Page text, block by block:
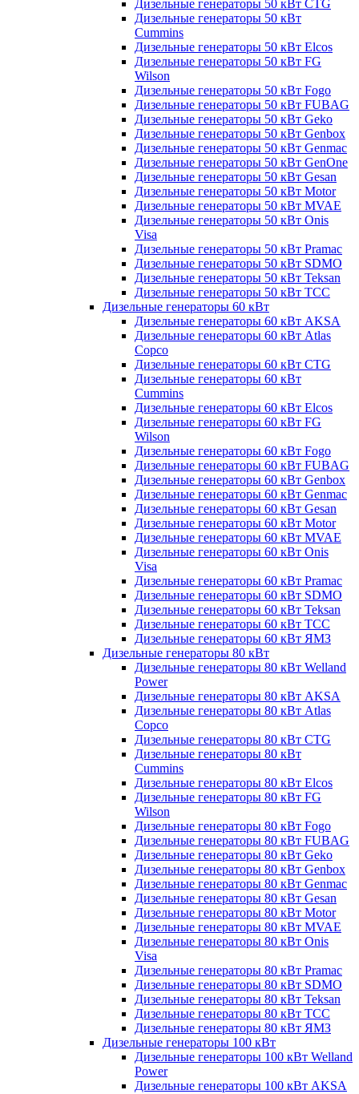
Дизельные генераторы 50 кВт CTG
Дизельные генераторы 50 кВт
Cummins
Дизельные генераторы 50 кВт Elcos
Дизельные генераторы 50 кВт FG
Wilson
Дизельные генераторы 50 кВт Fogo
Дизельные генераторы 50 кВт FUBAG
Дизельные генераторы 50 кВт Geko
Дизельные генераторы 50 кВт Genbox
Дизельные генераторы 50 кВт Genmac
Дизельные генераторы 50 кВт GenOne
Дизельные генераторы 50 кВт Gesan
Дизельные генераторы 50 кВт Motor
Дизельные генераторы 50 кВт MVAE
Дизельные генераторы 50 кВт Onis
Visa
Дизельные генераторы 50 кВт Pramac
Дизельные генераторы 50 кВт SDMO
Дизельные генераторы 50 кВт Teksan
Дизельные генераторы 50 кВт ТСС
Дизельные генераторы 60 кВт
Дизельные генераторы 60 кВт AKSA
Дизельные генераторы 60 кВт Atlas
Copco
Дизельные генераторы 60 кВт CTG
Дизельные генераторы 60 кВт
Cummins
Дизельные генераторы 60 кВт Elcos
Дизельные генераторы 60 кВт FG
Wilson
Дизельные генераторы 60 кВт Fogo
Дизельные генераторы 60 кВт FUBAG
Дизельные генераторы 60 кВт Genbox
Дизельные генераторы 60 кВт Genmac
Дизельные генераторы 60 кВт Gesan
Дизельные генераторы 60 кВт Motor
Дизельные генераторы 60 кВт MVAE
Дизельные генераторы 60 кВт Onis
Visa
Дизельные генераторы 60 кВт Pramac
Дизельные генераторы 60 кВт SDMO
Дизельные генераторы 60 кВт Teksan
Дизельные генераторы 60 кВт ТСС
Дизельные генераторы 60 кВт ЯМЗ
Дизельные генераторы 80 кВт
Дизельные генераторы 80 кВт Welland
Power
Дизельные генераторы 80 кВт AKSA
Дизельные генераторы 80 кВт Atlas
Copco
Дизельные генераторы 80 кВт CTG
Дизельные генераторы 80 кВт
Cummins
Дизельные генераторы 80 кВт Elcos
Дизельные генераторы 80 кВт FG
Wilson
Дизельные генераторы 80 кВт Fogo
Дизельные генераторы 80 кВт FUBAG
Дизельные генераторы 80 кВт Geko
Дизельные генераторы 80 кВт Genbox
Дизельные генераторы 80 кВт Genmac
Дизельные генераторы 80 кВт Gesan
Дизельные генераторы 80 кВт Motor
Дизельные генераторы 80 кВт MVAE
Дизельные генераторы 80 кВт Onis
Visa
Дизельные генераторы 80 кВт Pramac
Дизельные генераторы 80 кВт SDMO
Дизельные генераторы 80 кВт Teksan
Дизельные генераторы 80 кВт ТСС
Дизельные генераторы 80 кВт ЯМЗ
Дизельные генераторы 100 кВт
Дизельные генераторы 100 кВт Welland
Power
Дизельные генераторы 100 кВт AKSA